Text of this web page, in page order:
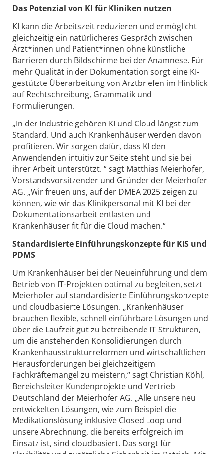
Das Potenzial von KI für Kliniken nutzen
KI kann die Arbeitszeit reduzieren und ermöglicht
gleichzeitig ein natürlicheres Gespräch zwischen
Ärzt*innen und Patient*innen ohne künstliche
Barrieren durch Bildschirme bei der Anamnese. Für
mehr Qualität in der Dokumentation sorgt eine KI-
gestützte Überarbeitung von Arztbriefen im Hinblick
auf Rechtschreibung, Grammatik und
Formulierungen.
„In der Industrie gehören KI und Cloud längst zum
Standard. Und auch Krankenhäuser werden davon
profitieren. Wir sorgen dafür, dass KI den
Anwendenden intuitiv zur Seite steht und sie bei
ihrer Arbeit unterstützt. “ sagt Matthias Meierhofer,
Vorstandsvorsitzender und Gründer der Meierhofer
AG. „Wir freuen uns, auf der DMEA 2025 zeigen zu
können, wie wir das Klinikpersonal mit KI bei der
Dokumentationsarbeit entlasten und
Krankenhäuser fit für die Cloud machen.“
Standardisierte Einführungskonzepte für KIS und
PDMS
Um Krankenhäuser bei der Neueinführung und dem
Betrieb von IT-Projekten optimal zu begleiten, setzt
Meierhofer auf standardisierte Einführungskonzepte
und cloudbasierte Lösungen. „Krankenhäuser
brauchen flexible, schnell einführbare Lösungen und
über die Laufzeit gut zu betreibende IT-Strukturen,
um die anstehenden Konsolidierungen durch
Krankenhausstrukturreformen und wirtschaftlichen
Herausforderungen bei gleichzeitigem
Fachkräftemangel zu meistern,“ sagt Christian Köhl,
Bereichsleiter Kundenprojekte und Vertrieb
Deutschland der Meierhofer AG. „Alle unsere neu
entwickelten Lösungen, wie zum Beispiel die
Medikationslösung inklusive Closed Loop und
unsere Abrechnung, die bereits erfolgreich im
Einsatz ist, sind cloudbasiert. Das sorgt für